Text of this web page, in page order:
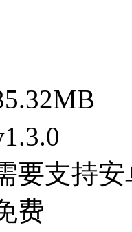
要支持
费